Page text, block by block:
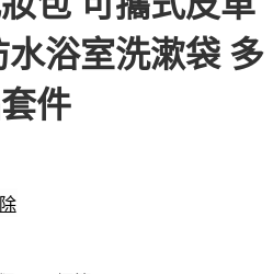
浴室洗漱袋 多
件